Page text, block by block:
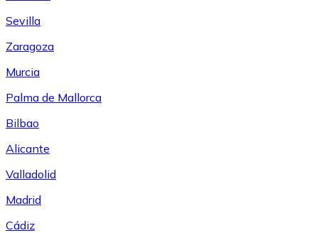
Sevilla
Zaragoza
Murcia
Palma de Mallorca
Bilbao
Alicante
Valladolid
Madrid
Cádiz